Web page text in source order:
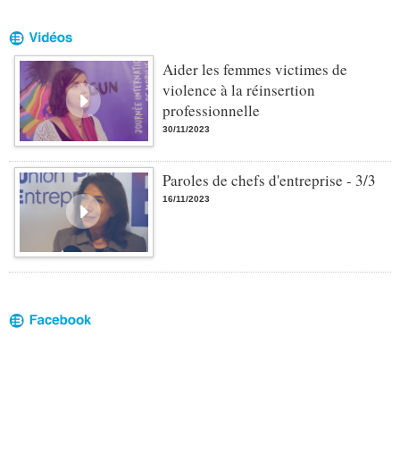
Aider les femmes victimes de
violence à la réinsertion
professionnelle
30/11/2023
Paroles de chefs d'entreprise - 3/3
16/11/2023